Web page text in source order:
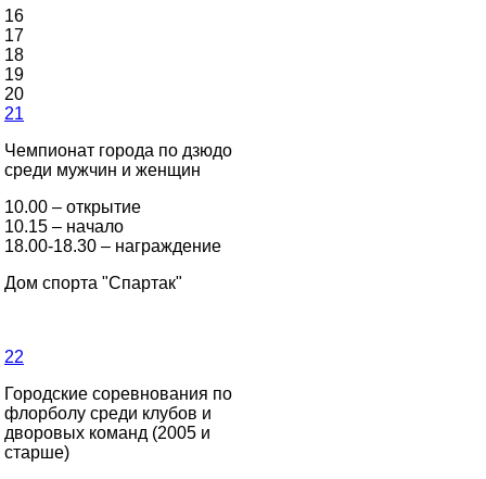
16
17
18
19
20
21
Чемпионат города по дзюдо
среди мужчин и женщин
10.00 – открытие
10.15 – начало
18.00-18.30 – награждение
Дом спорта "Спартак"
22
Городские соревнования по
флорболу среди клубов и
дворовых команд (2005 и
старше)